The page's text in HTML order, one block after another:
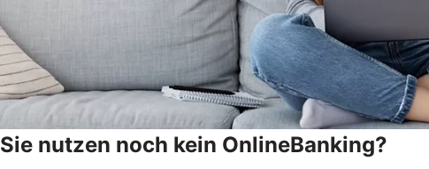
Sie nutzen noch kein OnlineBanking?